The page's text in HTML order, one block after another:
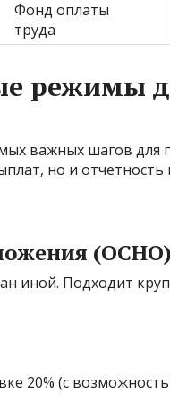
Фонд оплаты
труда
режимы
важных шагов для
но и
(ОСНО)
иной. Подходит
20% (с